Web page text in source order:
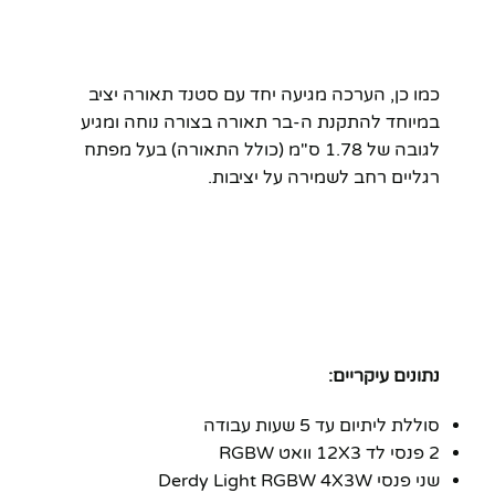
כמו כן, הערכה מגיעה יחד עם סטנד תאורה יציב
במיוחד להתקנת ה-בר תאורה בצורה נוחה ומגיע
לגובה של 1.78 ס"מ (כולל התאורה) בעל מפתח
רגליים רחב לשמירה על יציבות.
נתונים עיקריים:
סוללת ליתיום עד 5 שעות עבודה
2 פנסי לד 12X3 וואט RGBW
שני פנסי Derdy Light RGBW 4X3W